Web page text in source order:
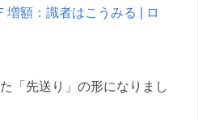
増額：識者はこうみる | ロ
「先送り」の形になりまし